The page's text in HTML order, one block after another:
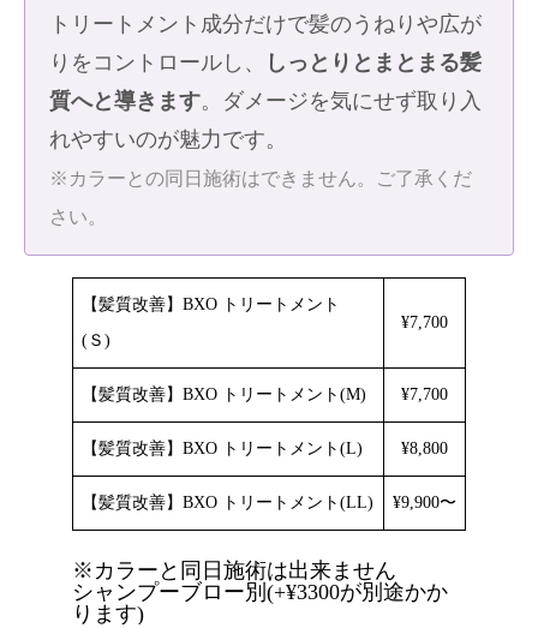
トリートメント成分だけで髪のうねりや広が
りをコントロールし、
しっとりとまとまる髪
質へと導きます。ダメージを気にせず取り入
れやすいのが魅力です。
※カラーとの同日施術はできません。ご了承くだ
さい。
【髪質改善】BXO トリートメント
(Ｓ)
¥7,700
【髪質改善】BXO トリートメント(M) ¥7,700
【髪質改善】BXO トリートメント(L) ¥8,800
【髪質改善】BXO トリートメント(LL) ¥9,900〜
※カラーと同日施術は出来ません
シャンプーブロー別(+¥3300が別途かか
ります)